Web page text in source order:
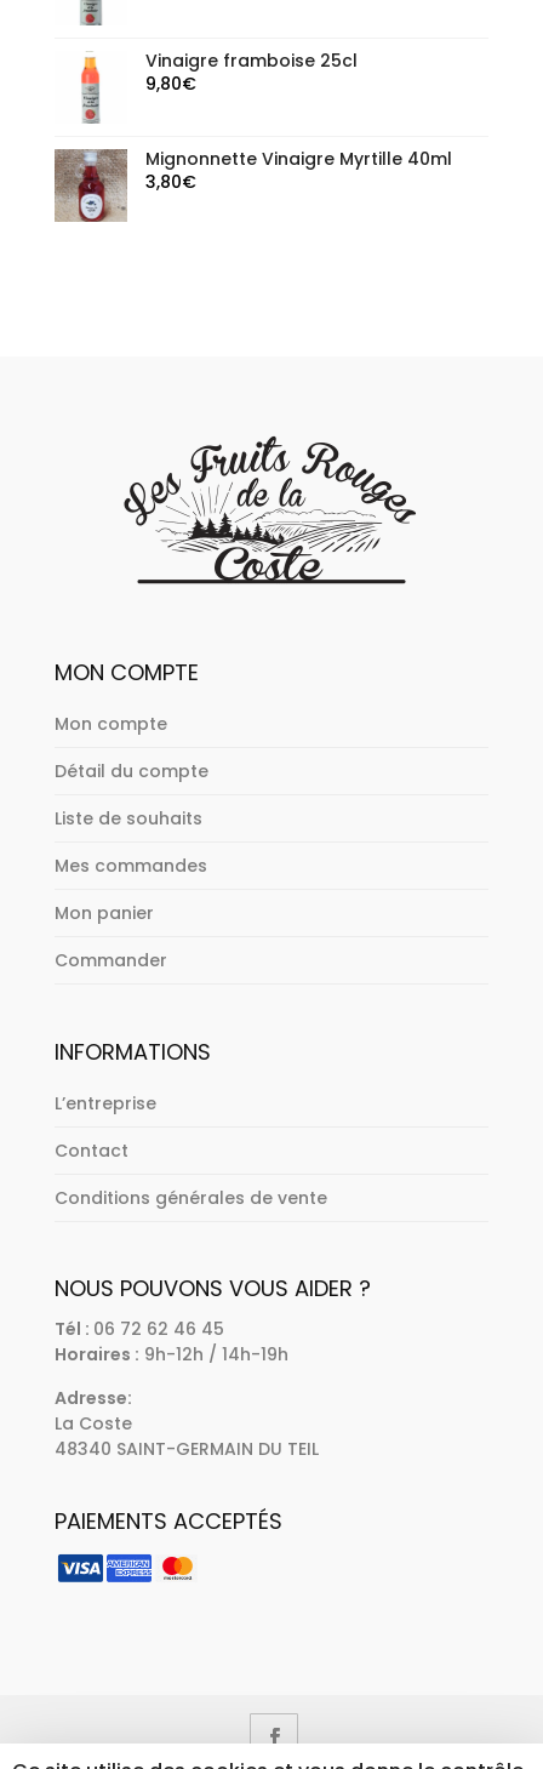
Vinaigre framboise 25cl
9,80€
Mignonnette Vinaigre Myrtille 40ml
3,80€
MON COMPTE
Mon compte
Détail du compte
Liste de souhaits
Mes commandes
Mon panier
Commander
INFORMATIONS
L’entreprise
Contact
Conditions générales de vente
NOUS POUVONS VOUS AIDER ?
Tél : 06 72 62 46 45
Horaires : 9h-12h / 14h-19h
Adresse:
La Coste
48340 SAINT-GERMAIN DU TEIL
PAIEMENTS ACCEPTÉS